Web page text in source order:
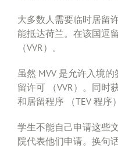
大多数人需要临时居留
能抵达荷兰。在该国逗
（VVR）。
虽然 MVV 是允许入境
留许可 （VVR）。同时
和居留程序 （TEV 程序
学生不能自己申请这些
院代表他们申请。换句